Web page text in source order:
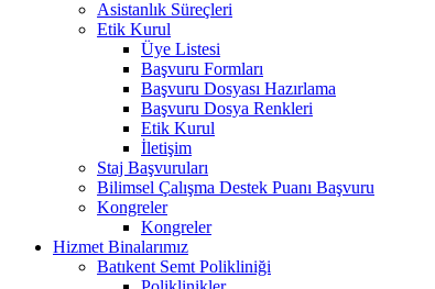
Asistanlık Süreçleri
Etik Kurul
Üye Listesi
Başvuru Formları
Başvuru Dosyası Hazırlama
Başvuru Dosya Renkleri
Etik Kurul
İletişim
Staj Başvuruları
Bilimsel Çalışma Destek Puanı Başvuru
Kongreler
Kongreler
Hizmet Binalarımız
Batıkent Semt Polikliniği